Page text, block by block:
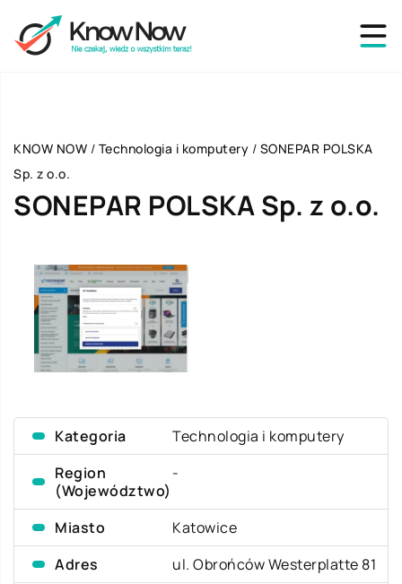
KNOW NOW / Technologia i komputery / SONEPAR POLSKA
Sp. z o.o.
SONEPAR POLSKA Sp. z o.o.
Kategoria
Technologia i komputery
Region
(Województwo)
-
Miasto
Katowice
Adres
ul. Obrońców Westerplatte 81